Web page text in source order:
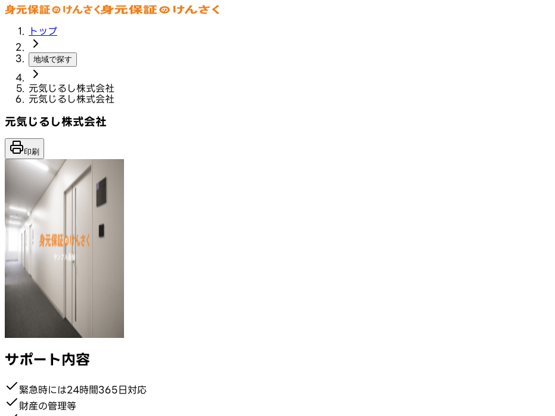
トップ
地域で探す
元気じるし株式会社
元気じるし株式会社
元気じるし株式会社
印刷
サポート内容
緊急時には24時間365日対応
財産の管理等